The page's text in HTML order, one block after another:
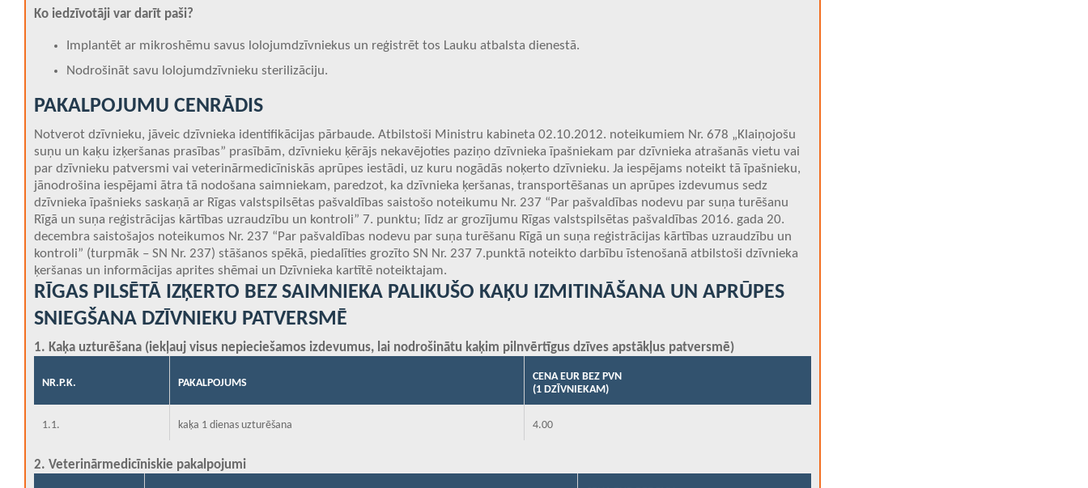
Ko iedzīvotāji var darīt paši?
Implantēt ar mikroshēmu savus lolojumdzīvniekus un reģistrēt tos Lauku atbalsta dienestā.
Nodrošināt savu lolojumdzīvnieku sterilizāciju.
PAKALPOJUMU CENRĀDIS
Notverot dzīvnieku, jāveic dzīvnieka identifikācijas pārbaude. Atbilstoši Ministru kabineta 02.10.2012. noteikumiem Nr. 678 „Klaiņojošu
suņu un kaķu izķeršanas prasības” prasībām, dzīvnieku ķērājs nekavējoties paziņo dzīvnieka īpašniekam par dzīvnieka atrašanās vietu vai
par dzīvnieku patversmi vai veterinārmedicīniskās aprūpes iestādi, uz kuru nogādās noķerto dzīvnieku. Ja iespējams noteikt tā īpašnieku,
jānodrošina iespējami ātra tā nodošana saimniekam, paredzot, ka dzīvnieka ķeršanas, transportēšanas un aprūpes izdevumus sedz
dzīvnieka īpašnieks saskaņā ar Rīgas valstspilsētas pašvaldības saistošo noteikumu Nr. 237 “Par pašvaldības nodevu par suņa turēšanu
Rīgā un suņa reģistrācijas kārtības uzraudzību un kontroli” 7. punktu; līdz ar grozījumu Rīgas valstspilsētas pašvaldības 2016. gada 20.
decembra saistošajos noteikumos Nr. 237 “Par pašvaldības nodevu par suņa turēšanu Rīgā un suņa reģistrācijas kārtības uzraudzību un
kontroli” (turpmāk – SN Nr. 237) stāšanos spēkā, piedalīties grozīto SN Nr. 237 7.punktā noteikto darbību īstenošanā atbilstoši dzīvnieka
ķeršanas un informācijas aprites shēmai un Dzīvnieka kartītē noteiktajam.
RĪGAS PILSĒTĀ IZĶERTO BEZ SAIMNIEKA PALIKUŠO KAĶU IZMITINĀŠANA UN APRŪPES
SNIEGŠANA DZĪVNIEKU PATVERSMĒ
1. Kaķa uzturēšana (iekļauj visus nepieciešamos izdevumus, lai nodrošinātu kaķim pilnvērtīgus dzīves apstākļus patversmē)
NR.P.K. PAKALPOJUMS
CENA EUR BEZ PVN
(1 DZĪVNIEKAM)
1.1. kaķa 1 dienas uzturēšana 4.00
2. Veterinārmedicīniskie pakalpojumi